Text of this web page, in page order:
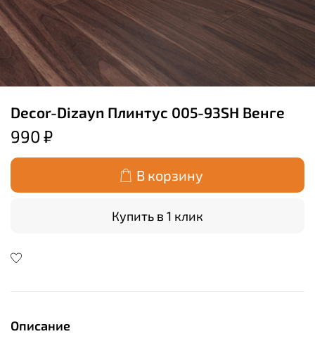
Decor-Dizayn Плинтус 005-93SH Венге
990 ₽
В корзину
Купить в 1 клик
Описание